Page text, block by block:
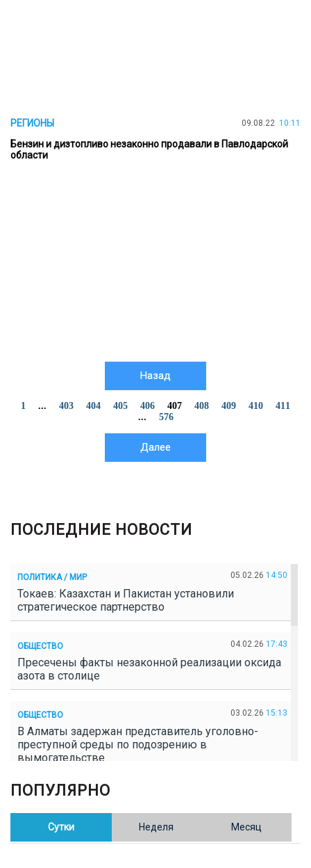
РЕГИОНЫ 09.08.22 10:11
Бензин и дизтопливо незаконно продавали в Павлодарской
области
Назад
1 ... 403 404 405 406 407 408 409 410
411
...
576
Далее
ПОСЛЕДНИЕ НОВОСТИ
ПОЛИТИКА / МИР 05.02.26 14:50
Токаев: Казахстан и Пакистан установили
стратегическое партнерство
ОБЩЕСТВО 04.02.26 17:43
Пресечены факты незаконной реализации оксида
азота в столице
ОБЩЕСТВО 03.02.26 15:13
В Алматы задержан представитель уголовно-
преступной среды по подозрению в
вымогательстве
ОБЩЕСТВО
Полицейские пресекли незаконное выращивание
конопли в Таразе
ПОПУЛЯРНО
Сутки Неделя Месяц